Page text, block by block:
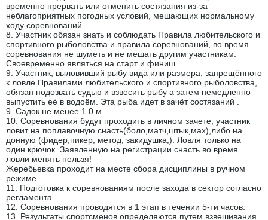
временно прервать или отменить состязания из-за
неблагоприятных погодных условий, мешающих нормальному
ходу соревнований.
8. Участник обязан знать и соблюдать Правила любительского и
спортивного рыболовства и правила соревнований, во время
соревнования не шуметь и не мешать другим участникам.
Своевременно являться на старт и финиш.
9. Участник, выловивший рыбу вида или размера, запрещённого
к ловле Правилами любительского и спортивного рыболовства,
обязан подозвать судью и взвесить рыбу а затем немедленно
выпустить её в водоём. Эта рыба идет в зачёт состязаний .
9. Садок не менее 1.0 м.
10. Соревнования будут проходить в личном зачете, участник
ловит на поплавочную снасть(боло,матч,штык,мах),либо на
донную (фидер,пикер, метод, закидушка,). Ловля только на
один крючок. Заявленную на регистрации снасть во время
ловли менять нельзя!
Жеребьевка проходит на месте сбора дисциплины в ручном
режиме.
11. Подготовка к соревнованиям после захода в сектор согласно
регламента
12. Соревнования проводятся в 1 этап в течении 5-ти часов.
13. Результаты спортсменов определяются путем взвешивания